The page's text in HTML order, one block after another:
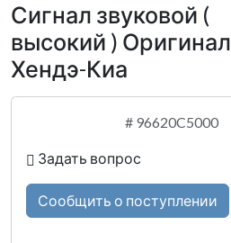
Сигнал звуковой (
высокий ) Оригинал
Хендэ-Киа
# 96620C5000
Задать вопрос
Сообщить о поступлении